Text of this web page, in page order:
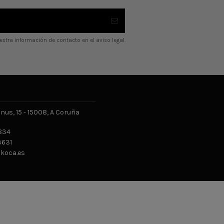
información de contacto en el aviso legal.
15 - 15008, A Coruña